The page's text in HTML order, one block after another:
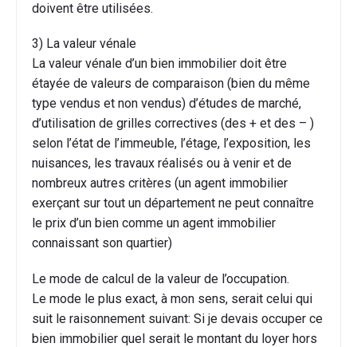
doivent être utilisées.
3) La valeur vénale
La valeur vénale d’un bien immobilier doit être
étayée de valeurs de comparaison (bien du même
type vendus et non vendus) d’études de marché,
d’utilisation de grilles correctives (des + et des – )
selon l’état de l’immeuble, l’étage, l’exposition, les
nuisances, les travaux réalisés ou à venir et de
nombreux autres critères (un agent immobilier
exerçant sur tout un département ne peut connaître
le prix d’un bien comme un agent immobilier
connaissant son quartier)
Le mode de calcul de la valeur de l’occupation.
Le mode le plus exact, à mon sens, serait celui qui
suit le raisonnement suivant: Si je devais occuper ce
bien immobilier quel serait le montant du loyer hors